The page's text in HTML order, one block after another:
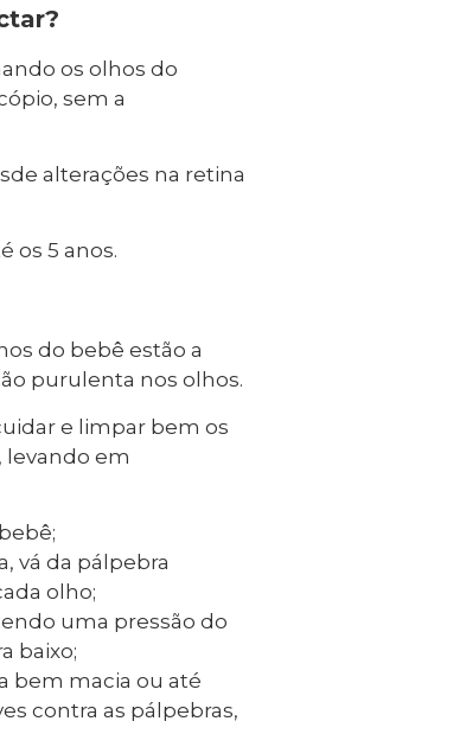
os olhos do
sem a
alterações na retina
os 5 anos.
do bebê estão a
purulenta nos olhos.
e limpar bem os
levando em
vá da pálpebra
olho;
uma pressão do
baixo;
bem macia ou até
contra as pálpebras,